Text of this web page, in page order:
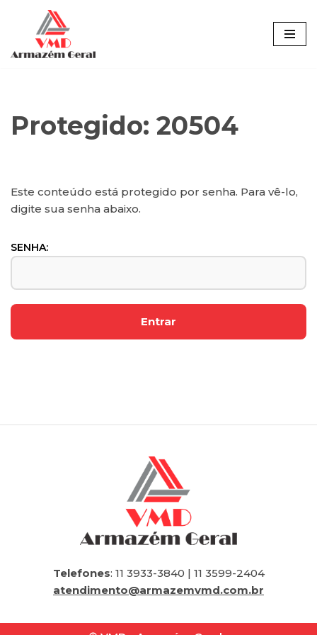
Pular
para
Protegido: 20504
Este conteúdo está protegido por senha. Para vê-lo,
digite sua senha abaixo.
SENHA:
Telefones: 11 3933-3840 | 11 3599-2404
atendimento@armazemvmd.com.br